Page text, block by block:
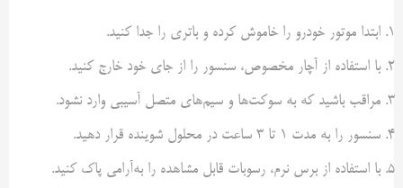
ابتدا موتور خودرو را خاموش کرده و باتری را جدا کنید.
با استفاده از آچار مخصوص، سنسور را از جای خود خارج کنید.
مراقب باشید که به سوکت‌ها و سیم‌های متصل آسیبی وارد نشود.
سنسور را به مدت 1 تا 3 ساعت در محلول شوینده قرار دهید.
با استفاده از برس نرم، رسوبات قابل مشاهده را به‌آرامی پاک کنید.